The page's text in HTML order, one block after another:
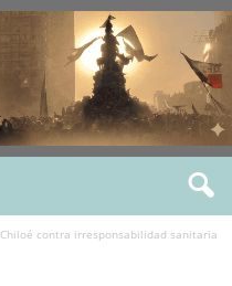
contra irresponsabilidad sanitaria